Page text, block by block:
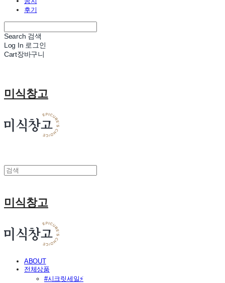
후기
Search 검색
Log In 로그인
Cart장바구니
미식창고
미식창고
ABOUT
전체상품
#시크릿세일⚡